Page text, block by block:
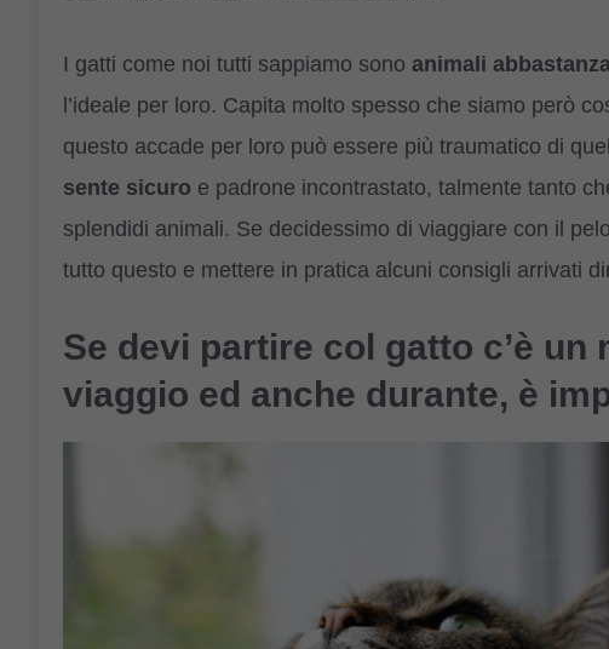
I gatti come noi tutti sappiamo sono animali
l’ideale per loro. Capita molto spesso che siamo però
questo accade per loro può essere più traumatico di
sente sicuro e padrone incontrastato, talmente tanto
splendidi animali. Se decidessimo di viaggiare con il
tutto questo e mettere in pratica alcuni consigli arrivati
Se devi partire col gatto c’è
viaggio ed anche durante, è